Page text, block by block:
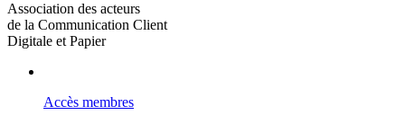
Association des acteurs
de la Communication Client
Digitale et Papier
Accès membres